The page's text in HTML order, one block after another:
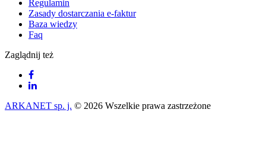
Regulamin
Zasady dostarczania e-faktur
Baza wiedzy
Faq
Zaglądnij też
ARKANET sp. j. © 2026 Wszelkie prawa zastrzeżone